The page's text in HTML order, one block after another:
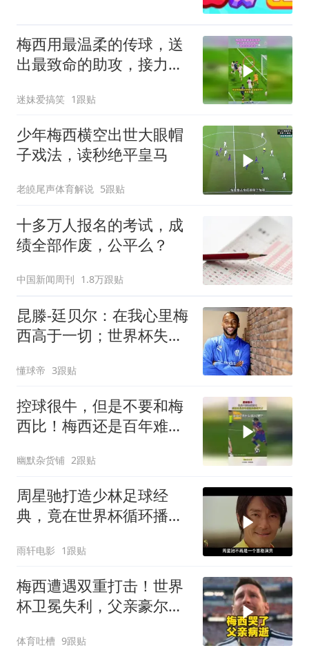
梅西用最温柔的传球，送
出最致命的助攻，接力完
迷妹爱搞笑 1跟贴
少年梅西横空出世大眼帽
子戏法，读秒绝平皇马
老皢尾声体育解说 5跟贴
十多万人报名的考试，成
绩全部作废，公平么？
中国新闻周刊 1.8万跟贴
昆滕-廷贝尔：在我心里梅
西高于一切；世界杯失点
懂球帝 3跟贴
控球很牛，但是不要和梅
西比！梅西还是百年难遇
幽默杂货铺 2跟贴
周星驰打造少林足球经
典，竟在世界杯循环播
雨轩电影 1跟贴
梅西遭遇双重打击！世界
杯卫冕失利，父亲豪尔赫
体育吐槽 9跟贴